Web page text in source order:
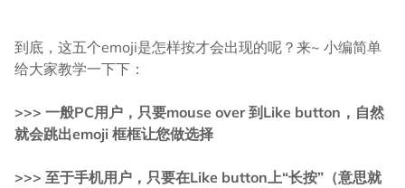
到底，这五个emoji是怎样按才会出现的呢？来~ 小编简单
给大家教学一下下：
>>> 一般PC用户，只要mouse over 到Like button，自然
就会跳出emoji 框框让您做选择
>>> 至于手机用户，只要在Like button上“长按”（意思就